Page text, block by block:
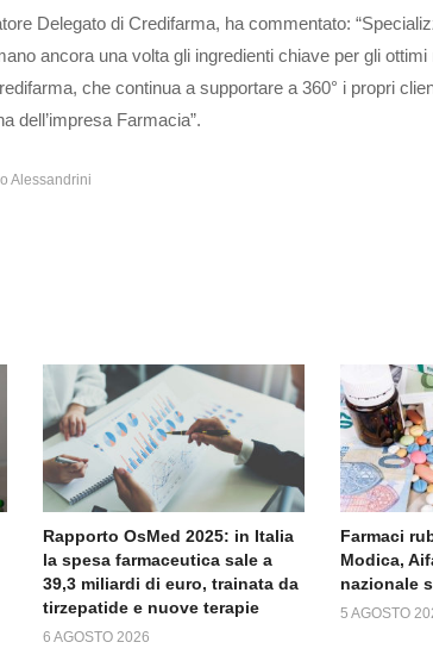
Delegato di Credifarma, ha commentato:
ancora una volta gli ingredienti chiave per gli ottimi
che continua a supportare a 360° i propri
dell’impresa Farmacia”.
Alessandrini
Rapporto OsMed 2025: in Italia
la spesa farmaceutica sale a
39,3 miliardi di euro, trainata da
tirzepatide e nuove terapie
6 AGOSTO 2026
Farmaci
Modica,
nazionale
5 AGOSTO